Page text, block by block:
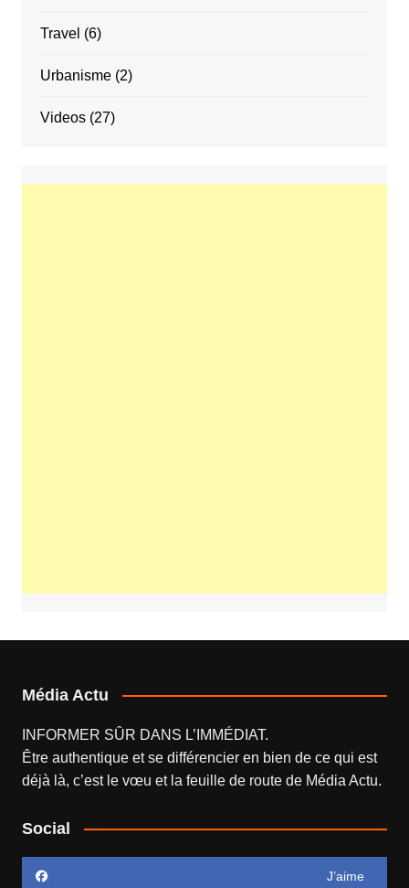
Travel (6)
Urbanisme(2)
Videos(27)
Média Actu
INFORMER SÛR DANS L’IMMÉDIAT.
Être authentique et se différencier en bien de ce qui est
déjà là, c’est le vœu et la feuille de route de Média Actu.
Social
J’aime